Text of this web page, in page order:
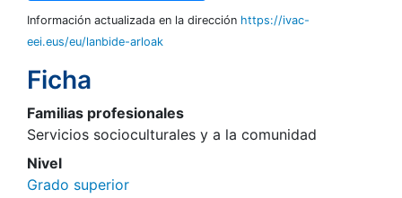
Información actualizada en la dirección https://ivac-
eei.eus/eu/lanbide-arloak
Ficha
Familias profesionales
Servicios socioculturales y a la comunidad
Nivel
Grado superior